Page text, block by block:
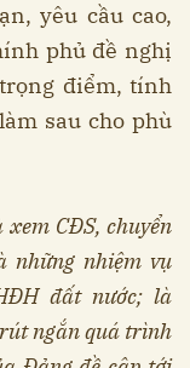
yêu cầu cao,
phủ đề nghị
điểm, tính
sau cho phù
CĐS, chuyển
những nhiệm vụ
đất nước; là
ngắn quá trình